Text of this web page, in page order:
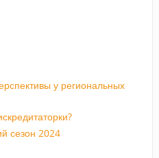
у региональных
сезон 2024